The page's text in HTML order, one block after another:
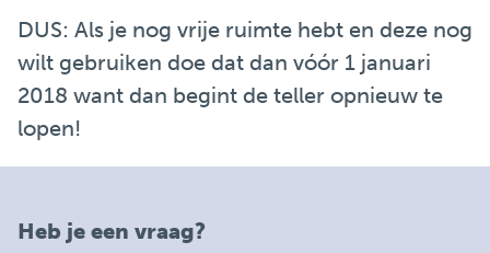
DUS: Als je nog vrije ruimte hebt en deze nog
wilt gebruiken doe dat dan vóór 1 januari
2018 want dan begint de teller opnieuw te
lopen!
Heb je een vraag?